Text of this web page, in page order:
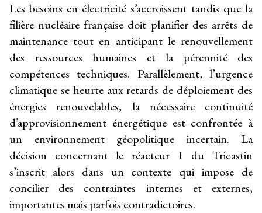
Les besoins en électricité s’accroissent tandis que la
filière nucléaire française doit planifier des arrêts de
maintenance tout en anticipant le renouvellement
des ressources humaines et la pérennité des
compétences techniques. Parallèlement, l’urgence
climatique se heurte aux retards de déploiement des
énergies renouvelables, la nécessaire continuité
d’approvisionnement énergétique est confrontée à
un environnement géopolitique incertain. La
décision concernant le réacteur 1 du Tricastin
s’inscrit alors dans un contexte qui impose de
concilier des contraintes internes et externes,
importantes mais parfois contradictoires.